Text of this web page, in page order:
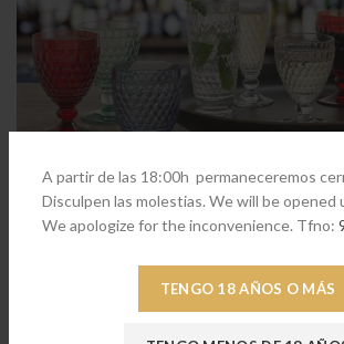
A partir de las 18:00h permaneceremos
Disculpen las molestias. We will be opened
We apologize for the inconvenience. Tfno:
TENGO 18 AÑOS O MÁS
PRODUCTOS RELACIONADOS